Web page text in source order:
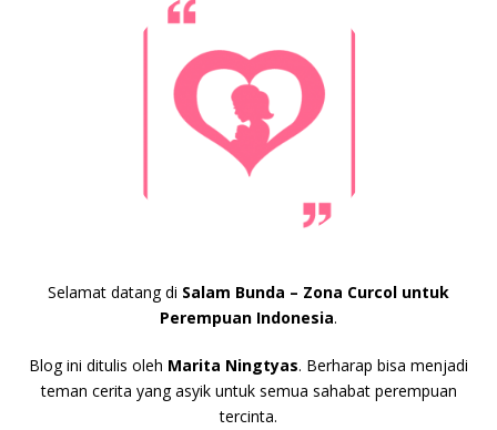
Selamat datang di Salam Bunda – Zona Curcol untuk
Perempuan Indonesia.
Blog ini ditulis oleh Marita Ningtyas. Berharap bisa menjadi
teman cerita yang asyik untuk semua sahabat perempuan
tercinta.